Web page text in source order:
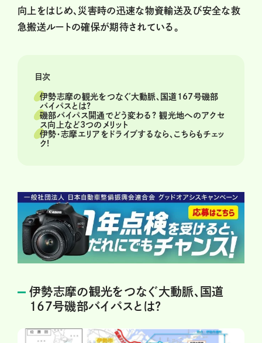
向上をはじめ、災害時の迅速な物資輸送及び安全な救
急搬送ルートの確保が期待されている。
目次
伊勢志摩の観光をつなぐ大動脈、国道167号磯部
バイパスとは?
磯部バイパス開通でどう変わる? 観光地へのアクセ
ス向上など3つのメリット
伊勢・志摩エリアをドライブするなら、こちらもチェッ
ク!
伊勢志摩の観光をつなぐ大動脈、国道
167号磯部バイパスとは?